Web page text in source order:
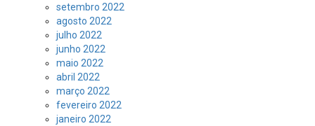
setembro 2022
agosto 2022
julho 2022
junho 2022
maio 2022
abril 2022
março 2022
fevereiro 2022
janeiro 2022